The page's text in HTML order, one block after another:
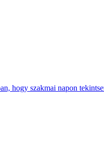
hogy szakmai napon